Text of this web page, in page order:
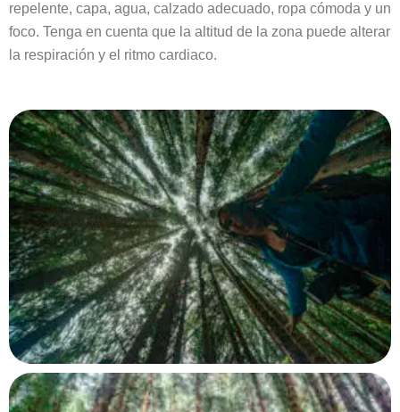
repelente, capa, agua, calzado adecuado, ropa cómoda y un
foco. Tenga en cuenta que la altitud de la zona puede alterar
la respiración y el ritmo cardiaco.